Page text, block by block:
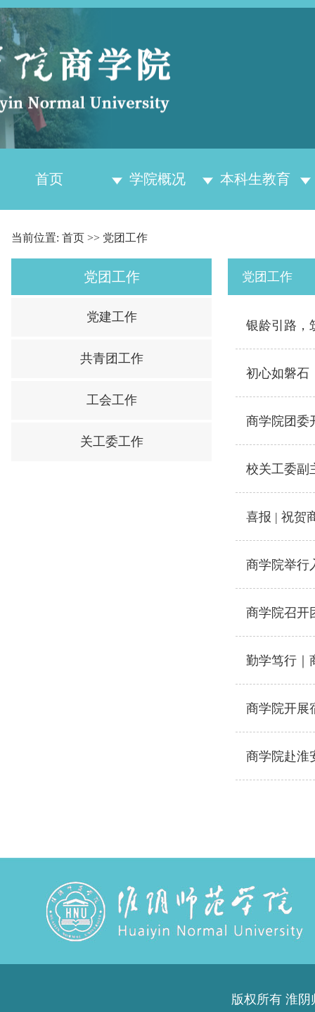
首页 学院概况 本科生教育
当前位置: 首页 >> 党团工作
党团工作
党建工作
共青团工作
工会工作
关工委工作
党团工作
银龄引路，
初心如磐石
商学院团委
校关工委副
喜报 | 祝贺
商学院举行
商学院召开
勤学笃行｜
商学院开展
商学院赴淮
版权所有 淮